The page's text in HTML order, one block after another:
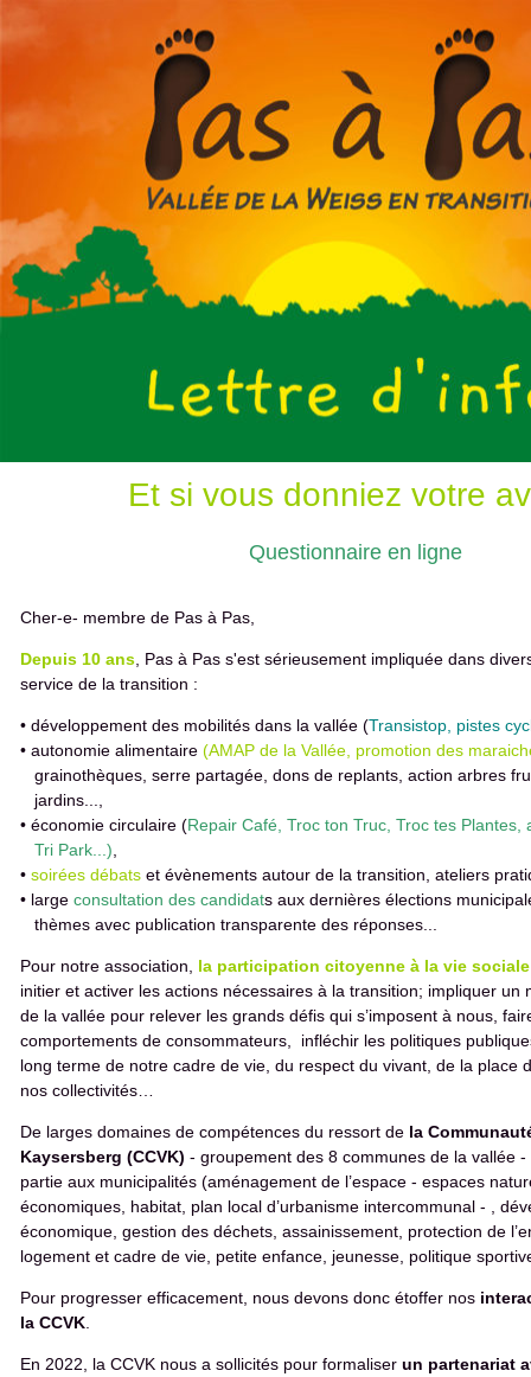
Et si vous donniez votre
Questionnaire en ligne
Cher-e- membre de Pas à Pas,
Depuis 10 ans , Pas à Pas s'est sérieusement impliquée dans
service de la transition :
• développement des mobilités dans la vallée (Transistop, pistes
• autonomie alimentaire (AMAP de la Vallée, promotion des
grainothèques, serre partagée, dons de replants, action arbres
jardins...,
• économie circulaire (Repair Café, Troc ton Truc, Troc tes Plantes,
Tri Park...)
• soirées débats et évènements autour de la transition, ateliers
• large consultation des candidats aux dernières élections
thèmes avec publication transparente des réponses...
Pour notre association, la participation citoyenne à la vie
initier et activer les actions nécessaires à la transition; impliquer un
de la vallée pour relever les grands défis qui s’imposent à nous,
comportements de consommateurs, infléchir les politiques
long terme de notre cadre de vie, du respect du vivant, de la place
nos collectivités…
De larges domaines de compétences du ressort de la
Kaysersberg (CCVK) - groupement des 8 communes de la vallée -
partie aux municipalités (aménagement de l’espace - espaces
économiques, habitat, plan local d’urbanisme intercommunal - ,
économique, gestion des déchets, assainissement, protection de
logement et cadre de vie, petite enfance, jeunesse, politique
Pour progresser efficacement, nous devons donc étoffer nos
la CCVK
En 2022, la CCVK nous a sollicités pour formaliser un partenariat